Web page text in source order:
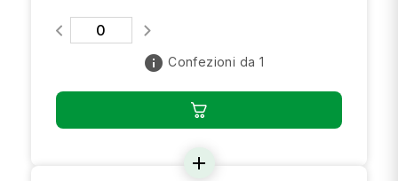
info Confezioni da 1
add